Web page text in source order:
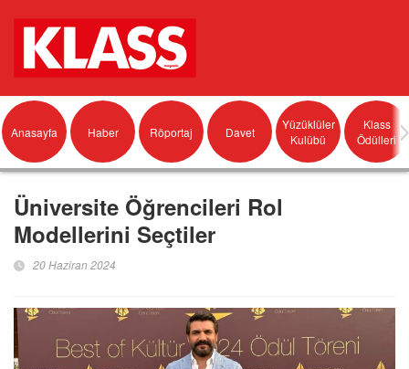
Anasayfa Haber Röportaj Davet
Yüzüklüler
Kulübü
Klass
Ödülleri
Üniversite Öğrencileri Rol
Modellerini Seçtiler
20 Haziran 2024